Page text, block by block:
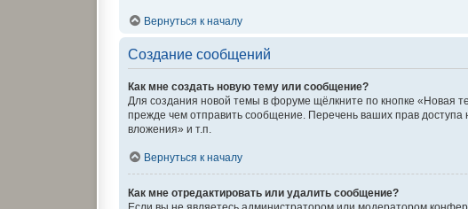
Вернуться к началу
Создание сообщений
Как мне создать новую тему или сообщение?
Для создания новой темы в форуме щёлкните по кнопке «Новая
прежде чем отправить сообщение. Перечень ваших прав
вложения» и т.п.
Вернуться к началу
Как мне отредактировать или удалить сообщение?